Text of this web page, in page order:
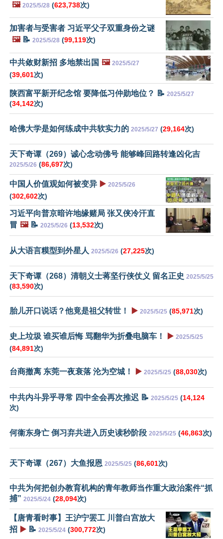
🖼️ 2025/5/28 (623,738次)
加害者与受害者 习近平父子双重身份之谜
🖼️📝 2025/5/28 (99,119次)
中共敛财新招 多地禁出国 🖼️ 2025/5/27
(39,601次)
陕西富平新开纪念馆 要降低习仲勋地位？ 📝 2025/5/27
(34,142次)
哈佛大学是如何练成中共软实力的 2025/5/27 (29,164次)
天下奇谭（269）诚心念动佛号 能够峰回路转逢凶化吉
2025/5/26 (86,697次)
中国人价值观如何被变异 ▶️ 2025/5/26
(302,602次)
习近平向普京暗许地缘赌局 张又侠冷汗直
冒 🖼️📝 2025/5/26 (13,532次)
从大语言糢型到外星人 2025/5/26 (27,225次)
天下奇谭（268）清朝义士蒋坚行侠仗义 留名正史 2025/5/25
(83,590次)
胎儿开口说话？他竟是祖父转世！ ▶️ 2025/5/25 (85,971次)
史上垃圾 谁买谁后悔 骂翻华为折叠电脑车！ ▶️ 2025/5/25
(84,891次)
台商撤离 东莞一夜衰落 沦为空城！ ▶️ 2025/5/25 (88,030次)
中共内斗异乎寻常 四中全会再次推迟 📝 2025/5/25 (14,124
次)
何衞东身亡 倒习弃共进入历史读秒阶段 2025/5/25 (46,863次)
天下奇谭（267）大鱼报恩 2025/5/25 (86,601次)
中共为何把创办教育机构的青年教师当作重大政治案件“抓
捕” 2025/5/24 (28,094次)
【唐青看时事】王沪宁罢工 川普白宫放大
招 ▶️ 📝 2025/5/24 (300,772次)